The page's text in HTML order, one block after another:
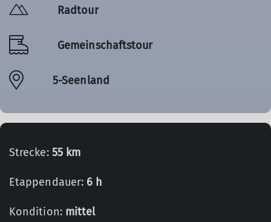
Radtour
Gemeinschaftstour
5-Seenland
Strecke: 55 km
Etappendauer: 6 h
Kondition: mittel